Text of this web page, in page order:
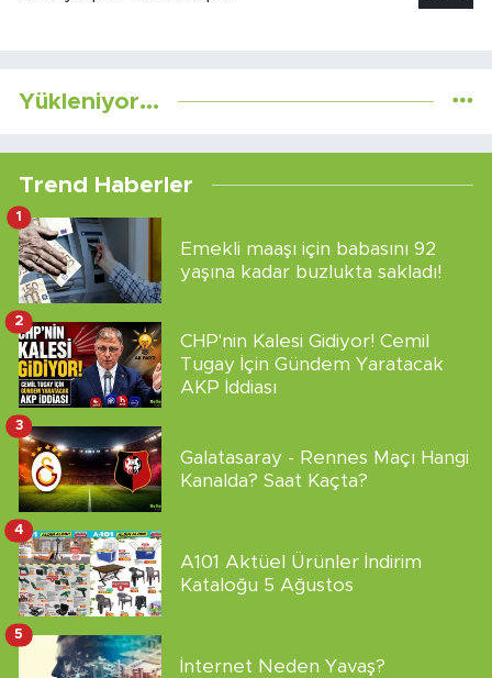
Yükleniyor...
Trend Haberler
Emekli maaşı için babasını 92
yaşına kadar buzlukta sakladı!
1
CHP'nin Kalesi Gidiyor! Cemil
Tugay İçin Gündem Yaratacak
AKP İddiası
2
Galatasaray - Rennes Maçı Hangi
Kanalda? Saat Kaçta?
3
A101 Aktüel Ürünler İndirim
Kataloğu 5 Ağustos
4
İnternet Neden Yavaş?
5